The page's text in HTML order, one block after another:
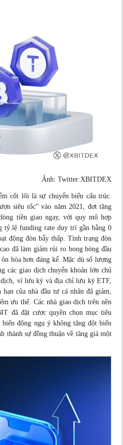
Ảnh: Twitter:XBITDEX
cốt lõi là sự chuyển biến cấu trúc.
siêu tốc” vào năm 2021, đợt tăng
tiền giao ngay, với quy mô hợp
tỷ lệ funding rate duy trì gần bằng 0
động đòn bẩy thấp. Tình trạng đòn
đã làm giảm rủi ro bong bóng đầu
hòa hơn đáng kể. Mặc dù số lượng
các giao dịch chuyển khoản lớn chủ
dịch, ví lưu ký và địa chỉ lưu ký ETF,
của nhà đầu tư cá nhân đã giảm,
ưu thế. Các nhà giao dịch trên nền
đã đặt cược quyền chọn mục tiêu
động ngụ ý không tăng đột biến
thành sự đồng thuận về tăng giá một